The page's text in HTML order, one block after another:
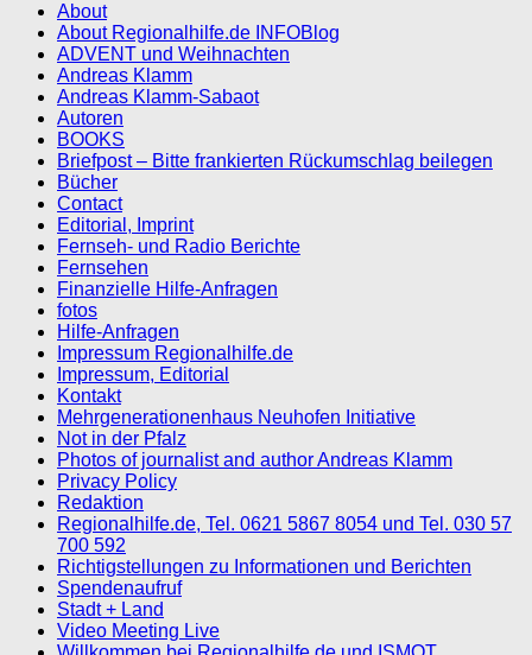
About
About Regionalhilfe.de INFOBlog
ADVENT und Weihnachten
Andreas Klamm
Andreas Klamm-Sabaot
Autoren
BOOKS
Briefpost – Bitte frankierten Rückumschlag beilegen
Bücher
Contact
Editorial, Imprint
Fernseh- und Radio Berichte
Fernsehen
Finanzielle Hilfe-Anfragen
fotos
Hilfe-Anfragen
Impressum Regionalhilfe.de
Impressum, Editorial
Kontakt
Mehrgenerationenhaus Neuhofen Initiative
Not in der Pfalz
Photos of journalist and author Andreas Klamm
Privacy Policy
Redaktion
Regionalhilfe.de, Tel. 0621 5867 8054 und Tel. 030 57
700 592
Richtigstellungen zu Informationen und Berichten
Spendenaufruf
Stadt + Land
Video Meeting Live